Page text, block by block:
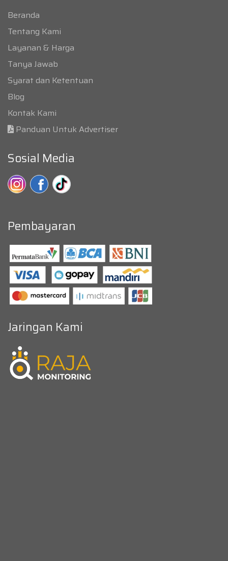
Beranda
Tentang Kami
Layanan & Harga
Tanya Jawab
Syarat dan Ketentuan
Blog
Kontak Kami
Panduan Untuk Advertiser
Sosial Media
Pembayaran
Jaringan Kami